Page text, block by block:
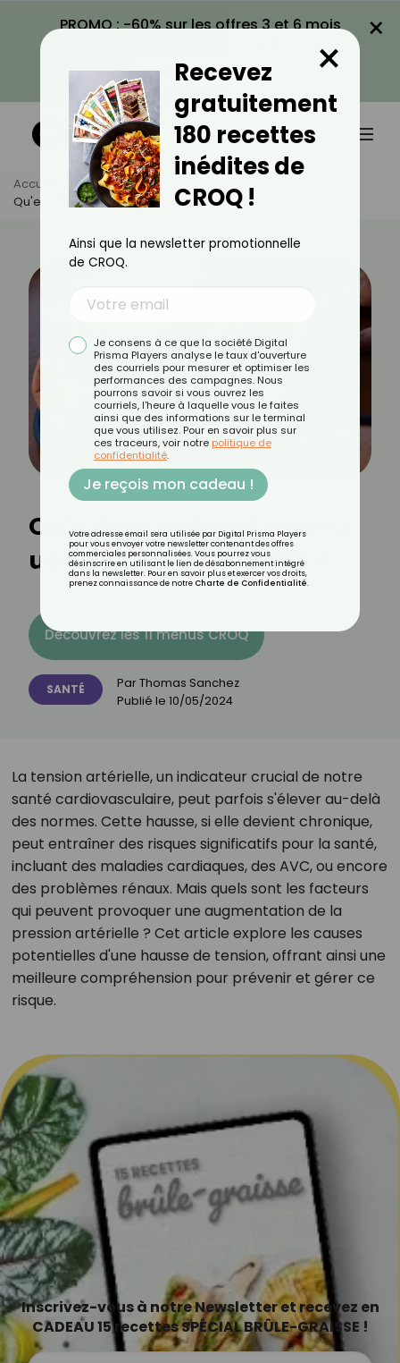
PROMO : -60% sur les offres 3 et 6 mois
VOIR LA PROMO
×
Accueil Actus
Santé
Qu'est-Ce Qui Peut Causer Une Hausse De Tension ?
Qu'est-ce qui peut causer
une hausse de tension ?
Découvrez les 11 menus CROQ
SANTÉ ParThomas Sanchez
Publié le 10/05/2024
La tension artérielle, un indicateur crucial de notre
santé cardiovasculaire, peut parfois s'élever au-delà
des normes. Cette hausse, si elle devient chronique,
peut entraîner des risques significatifs pour la santé,
incluant des maladies cardiaques, des AVC, ou encore
des problèmes rénaux. Mais quels sont les facteurs
qui peuvent provoquer une augmentation de la
pression artérielle ? Cet article explore les causes
potentielles d'une hausse de tension, offrant ainsi une
meilleure compréhension pour prévenir et gérer ce
risque.
Inscrivez-vous à notre Newsletter et recevez en
CADEAU 15 recettes SPÉCIAL BRÛLE-GRAISSE !
Recevez
gratuitement
180 recettes
inédites de
CROQ !
×
Ainsi que la newsletter promotionnelle
de CROQ.
Je consens à ce que la société Digital
Prisma Players analyse le taux d'ouverture
des courriels pour mesurer et optimiser les
performances des campagnes. Nous
pourrons savoir si vous ouvrez les
courriels, l'heure à laquelle vous le faites
ainsi que des informations sur le terminal
que vous utilisez. Pour en savoir plus sur
ces traceurs, voir notre politique de
confidentialité.
Je reçois mon cadeau !
Votre adresse email sera utilisée par Digital Prisma Players
pour vous envoyer votre newsletter contenant des offres
commerciales personnalisées. Vous pourrez vous
désinscrire en utilisant le lien de désabonnement intégré
dans la newsletter. Pour en savoir plus et exercer vos droits,
prenez connaissance de notre Charte de Confidentialité.